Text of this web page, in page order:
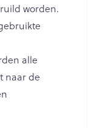
- 25°C)
worden.
alle
naar de